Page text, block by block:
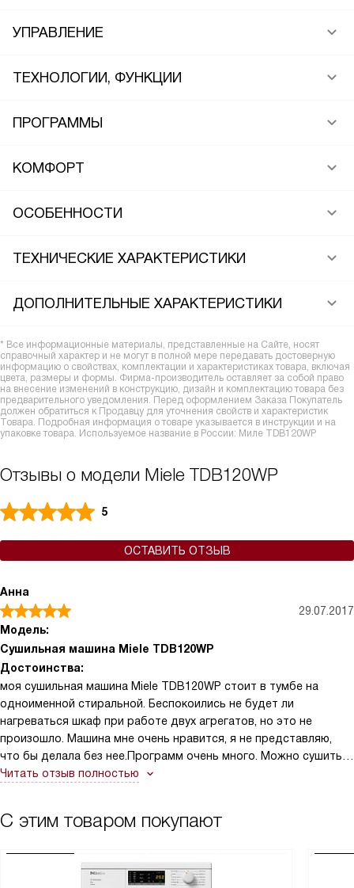
УПРАВЛЕНИЕ
ТЕХНОЛОГИИ, ФУНКЦИИ
ПРОГРАММЫ
КОМФОРТ
ОСОБЕННОСТИ
ТЕХНИЧЕСКИЕ ХАРАКТЕРИСТИКИ
ДОПОЛНИТЕЛЬНЫЕ ХАРАКТЕРИСТИКИ
* Все информационные материалы, представленные на Сайте, носят
справочный характер и не могут в полной мере передавать достоверную
информацию о свойствах, комплектации и характеристиках товара, включая
цвета, размеры и формы. Фирма-производитель оставляет за собой право
на внесение изменений в конструкцию, дизайн и комплектацию товара без
предварительного уведомления. Перед оформлением Заказа Покупатель
должен обратиться к Продавцу для уточнения свойств и характеристик
Товара. Подробная информация о товаре указывается в инструкции и на
упаковке товара. Используемое название в России: Миле TDB120WP
Отзывы о модели Miele TDB120WP
5
ОСТАВИТЬ ОТЗЫВ
Анна
29.07.2017
Модель:
Сушильная машина Miele TDB120WP
Достоинства:
моя сушильная машина Miele TDB120WP стоит в тумбе на
одноименной стиральной. Беспокоились не будет ли
нагреваться шкаф при работе двух агрегатов, но это не
произошло. Машина мне очень нравится, я не представляю,
что бы делала без нее.Программ очень много. Можно сушить
разные виды тканей. Есть программа хлопок, шерсть, шелк,
Читать отзыв полностью
С этим товаром покупают